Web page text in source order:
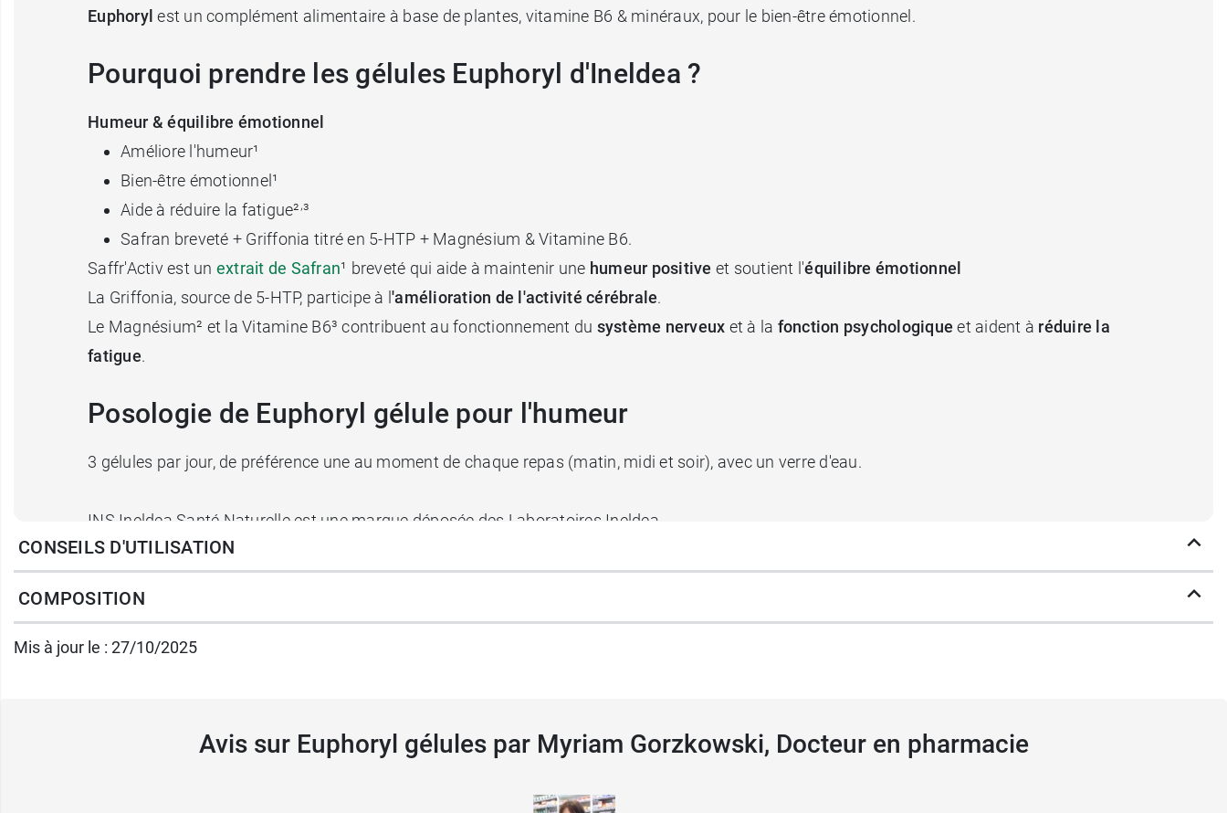
Euphoryl est un complément alimentaire à base de plantes, vitamine B6 & minéraux, pour le bien-être émotionnel.
Pourquoi prendre les gélules Euphoryl d'Ineldea ?
Humeur & équilibre émotionnel
Améliore l'humeur¹
Bien-être émotionnel¹
Aide à réduire la fatigue²,³
Safran breveté + Griffonia titré en 5-HTP + Magnésium & Vitamine B6.
Saffr'Activ est un extrait de Safran¹ breveté qui aide à maintenir une humeur positive et soutient l'équilibre émotionnel
La Griffonia, source de 5-HTP, participe à l'amélioration de l'activité cérébrale.
Le Magnésium² et la Vitamine B6³ contribuent au fonctionnement du système nerveux et à la fonction psychologique et aident à réduire la
fatigue.
Posologie de Euphoryl gélule pour l'humeur
3 gélules par jour, de préférence une au moment de chaque repas (matin, midi et soir), avec un verre d'eau.
INS Ineldea Santé Naturelle est une marque déposée des Laboratoires Ineldea.
Marque française.
Sans allergène.
Ineldea propose également lecomplément Magnefor.
CONSEILS D'UTILISATION
COMPOSITION
Mis à jour le : 27/10/2025
Avis sur Euphoryl gélules par Myriam Gorzkowski, Docteur en pharmacie